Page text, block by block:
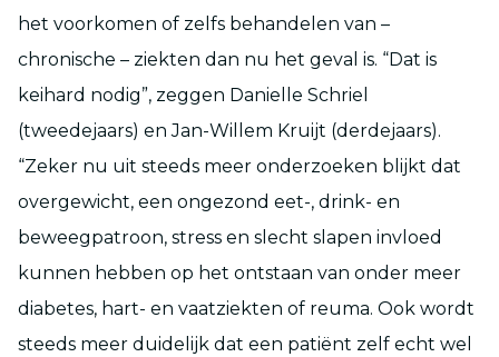
het voorkomen of zelfs behandelen van –
chronische – ziekten dan nu het geval is. “Dat is
keihard nodig”, zeggen Danielle Schriel
(tweedejaars) en Jan-Willem Kruijt (derdejaars).
“Zeker nu uit steeds meer onderzoeken blijkt dat
overgewicht, een ongezond eet-, drink- en
beweegpatroon, stress en slecht slapen invloed
kunnen hebben op het ontstaan van onder meer
diabetes, hart- en vaatziekten of reuma. Ook wordt
steeds meer duidelijk dat een patiënt zelf echt wel